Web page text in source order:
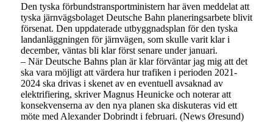
Den tyska förbundstransportministern har även meddelat att
tyska järnvägsbolaget Deutsche Bahn planeringsarbete blivit
försenat. Den uppdaterade utbyggnadsplan för den tyska
landanläggningen för järnvägen, som skulle varit klar i
december, väntas bli klar först senare under januari.
– När Deutsche Bahns plan är klar förväntar jag mig att det
ska vara möjligt att värdera hur trafiken i perioden 2021-
2024 ska drivas i skenet av en eventuell avsaknad av
elektrifiering, skriver Magnus Heunicke och noterar att
konsekvenserna av den nya planen ska diskuteras vid ett
möte med Alexander Dobrindt i februari. (News Øresund)